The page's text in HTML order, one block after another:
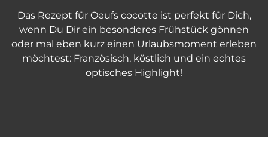
Das Rezept für Oeufs cocotte ist perfekt für Dich,
wenn Du Dir ein besonderes Frühstück gönnen
oder mal eben kurz einen Urlaubsmoment erleben
möchtest: Französisch, köstlich und ein echtes
optisches Highlight!